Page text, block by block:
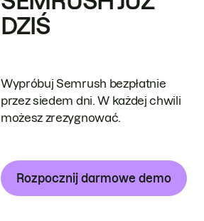
DZIŚ
Wypróbuj Semrush bezpłatnie
przez siedem dni. W każdej chwili
możesz zrezygnować.
Rozpocznij darmowe demo